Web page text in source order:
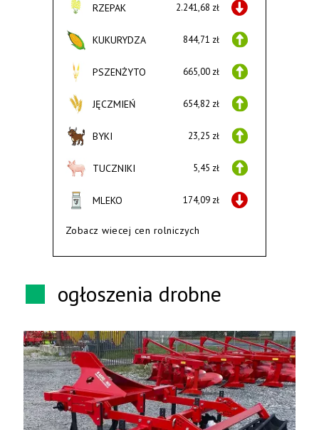
RZEPAK 2.241,68 zł
KUKURYDZA 844,71 zł
PSZENŻYTO 665,00 zł
JĘCZMIEŃ 654,82 zł
BYKI 23,25 zł
TUCZNIKI 5,45 zł
MLEKO 174,09 zł
Zobacz wiecej cen rolniczych
ogłoszenia drobne